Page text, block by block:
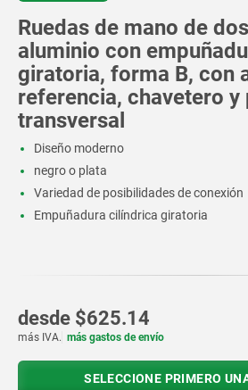
Ruedas de mano de
aluminio con
giratoria, forma B, con
referencia, chavetero
transversal
Diseño moderno
negro o plata
Variedad de posibilidades de conexión
Empuñadura cilíndrica giratoria
desde $625.14
más IVA. más gastos de envío
SELECCIONE PRIMERO